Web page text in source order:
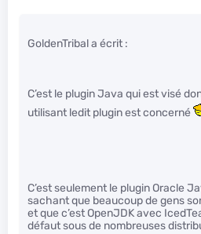
GoldenTribal a écrit :
C’est le plugin Java qui est visé
utilisant ledit plugin est concerné
C’est seulement le plugin Oracle
sachant que beaucoup de gens
et que c’est OpenJDK avec
défaut sous de nombreuses